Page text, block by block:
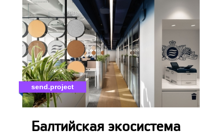
send.project
Балтийская экосистема